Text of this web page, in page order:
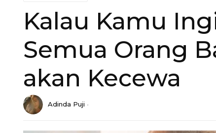
Kalau Kamu
Semua Orang
akan Kecewa
Adinda Puji